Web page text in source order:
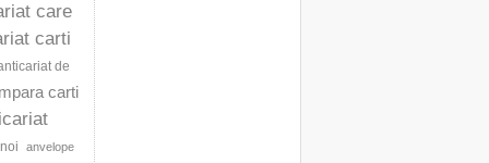
care
carti
de
carti
anvelope